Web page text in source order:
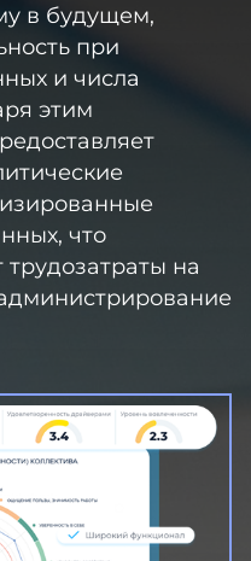
в будущем,
при
и числа
этим
что
на